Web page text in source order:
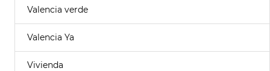
Valencia verde
Valencia Ya
Vivienda